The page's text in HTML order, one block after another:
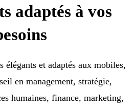
adaptés à vos
élégants et adaptés aux mobiles,
en management, stratégie,
humaines, finance, marketing,